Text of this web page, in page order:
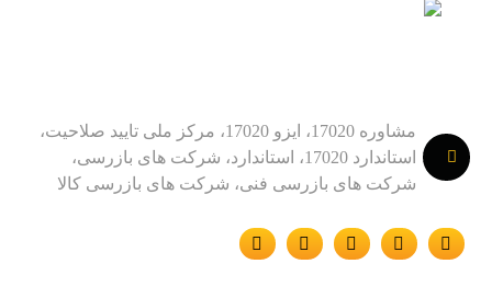
مشاوره 17020، ایزو 17020، مرکز ملی تایید صلاحیت،
استاندارد 17020، استاندارد، شرکت های بازرسی،
شرکت های بازرسی فنی، شرکت های بازرسی کالا